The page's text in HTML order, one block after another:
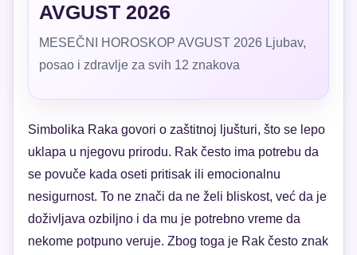
AVGUST 2026
MESEČNI HOROSKOP AVGUST 2026 Ljubav,
posao i zdravlje za svih 12 znakova
Simbolika Raka govori o zaštitnoj ljušturi, što se lepo
uklapa u njegovu prirodu. Rak često ima potrebu da
se povuče kada oseti pritisak ili emocionalnu
nesigurnost. To ne znači da ne želi bliskost, već da je
doživljava ozbiljno i da mu je potrebno vreme da
nekome potpuno veruje. Zbog toga je Rak često znak